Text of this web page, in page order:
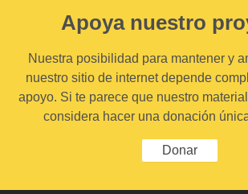
Apoya nuestro
Nuestra posibilidad para mantener y
nuestro sitio de internet depende
apoyo. Si te parece que nuestro
considera hacer una donación
Donar